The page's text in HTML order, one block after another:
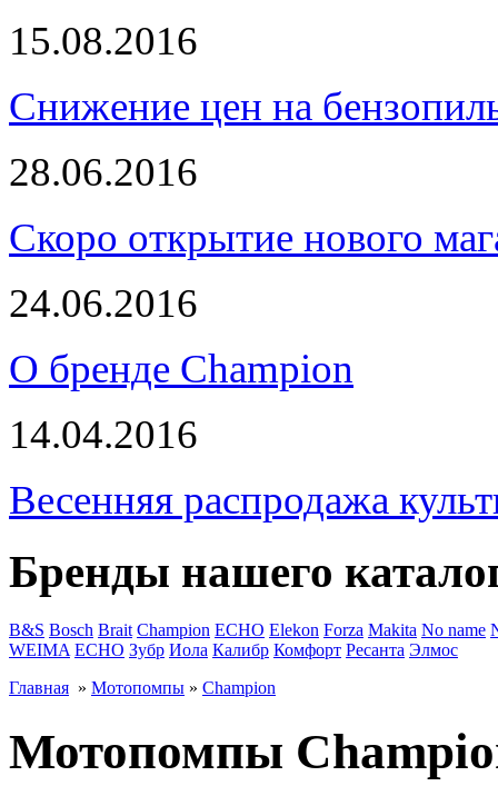
15.08.2016
Снижение цен на
28.06.2016
Скоро открытие нового
24.06.2016
О бренде Champion
14.04.2016
Весенняя распродажа
Бренды нашего
B&S Bosch Brait Champion ECHO Elekon Forza Makita No name
WEIMA ЕСНО Зубр Иола Калибр Комфорт Ресанта Элмос
Главная » Мотопомпы » Champion
Мотопомпы